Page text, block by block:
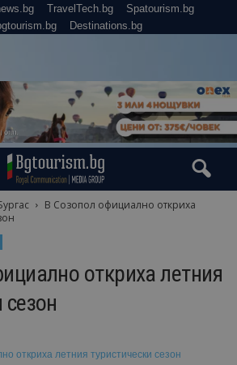
TravelTech.bg
Spatourism.bg
Destinations.bg
В Созопол официално откриха
откриха летния
сезон